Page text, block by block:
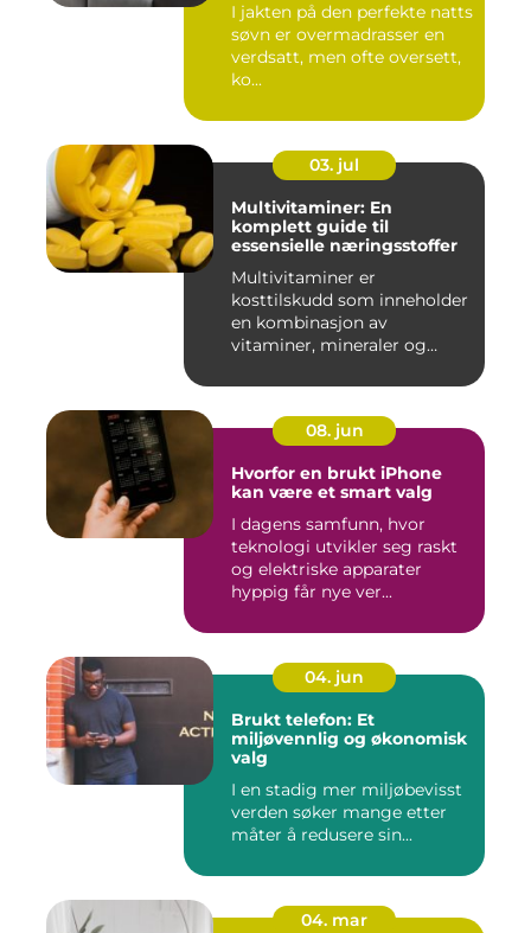
I jakten på den perfekte natts
søvn er overmadrasser en
verdsatt, men ofte oversett,
ko...
03. jul
Multivitaminer: En
komplett guide til
essensielle næringsstoffer
Multivitaminer er
kosttilskudd som inneholder
en kombinasjon av
vitaminer, mineraler og
08. jun
Hvorfor en brukt iPhone
kan være et smart valg
I dagens samfunn, hvor
teknologi utvikler seg raskt
og elektriske apparater
hyppig får nye ver...
04. jun
Brukt telefon: Et
miljøvennlig og økonomisk
valg
I en stadig mer miljøbevisst
verden søker mange etter
måter å redusere sin...
04. mar